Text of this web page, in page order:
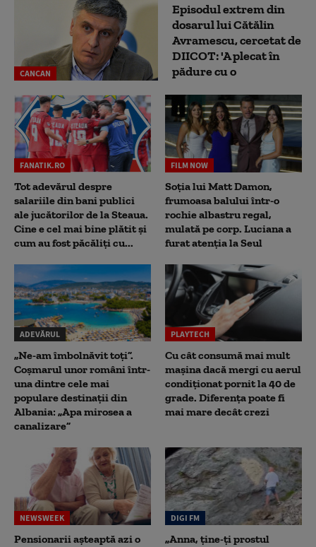
CANCAN
Episodul extrem din
dosarul lui Cătălin
Avramescu, cercetat de
DIICOT: 'A plecat în
pădure cu o
FANATIK.RO
Tot adevărul despre
salariile din bani publici
ale jucătorilor de la Steaua.
Cine e cel mai bine plătit și
cum au fost păcăliți cu...
FILM NOW
Soția lui Matt Damon,
frumoasa balului într-o
rochie albastru regal,
mulată pe corp. Luciana a
furat atenția la Seul
ADEVĂRUL
„Ne-am îmbolnăvit toți”.
Coșmarul unor români într-
una dintre cele mai
populare destinații din
Albania: „Apa mirosea a
canalizare”
PLAYTECH
Cu cât consumă mai mult
mașina dacă mergi cu aerul
condiționat pornit la 40 de
grade. Diferența poate fi
mai mare decât crezi
NEWSWEEK
Pensionarii așteaptă azi o
DIGI FM
„Anna, ţine-ţi prostul